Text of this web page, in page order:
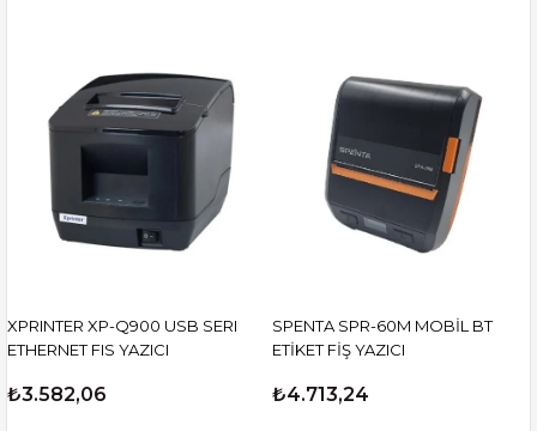
XPRINTER XP-Q900 USB SERI
ETHERNET FIS YAZICI
₺3.582,06
SPENTA SPR-60M MOBİL BT
ETİKET FİŞ YAZICI
₺4.713,24